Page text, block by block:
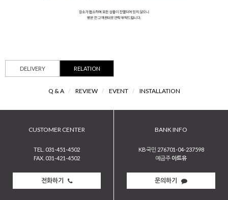
DELIVERY RELATION
Q & A / REVIEW / EVENT / INSTALLATION
CUSTOMER CENTER
TEL. 031-451-4502
FAX. 031-421-4502
전화하기
BANK INFO
KB국민 276701-04-237598
예금주 아트유
문의하기